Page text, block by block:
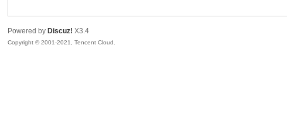
窝
Powered by Discuz! X3.4
Copyright © 2001-2021, Tencent Cloud.